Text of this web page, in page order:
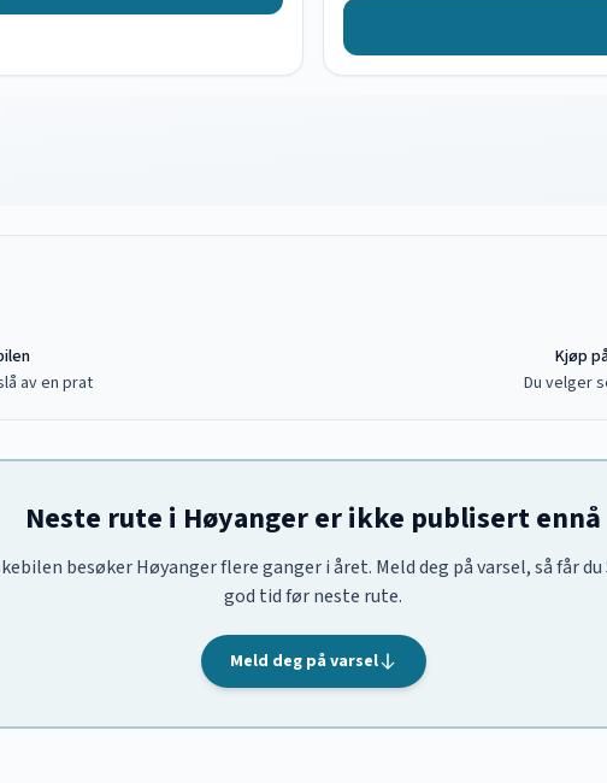
av en prat
Kjøp
Du velger
Neste rute i Høyanger er ikke publisert ennå
besøker Høyanger flere ganger i året. Meld deg på varsel, så får du
god tid før neste rute.
Meld deg på varsel